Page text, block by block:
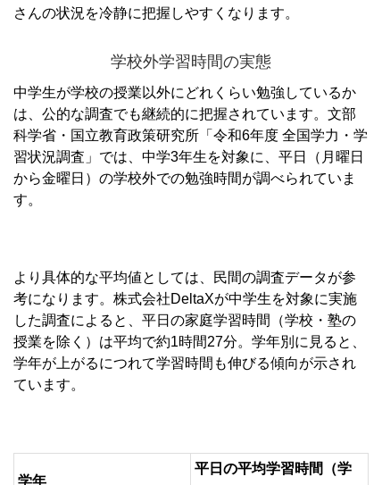
さんの状況を冷静に把握しやすくなります。
学校外学習時間の実態
中学生が学校の授業以外にどれくらい勉強しているか
は、公的な調査でも継続的に把握されています。文部
科学省・国立教育政策研究所「令和6年度 全国学力・学
習状況調査」では、中学3年生を対象に、平日（月曜日
から金曜日）の学校外での勉強時間が調べられていま
す。
より具体的な平均値としては、民間の調査データが参
考になります。株式会社DeltaXが中学生を対象に実施
した調査によると、平日の家庭学習時間（学校・塾の
授業を除く）は平均で約1時間27分。学年別に見ると、
学年が上がるにつれて学習時間も伸びる傾向が示され
ています。
学年
平日の平均学習時間（学